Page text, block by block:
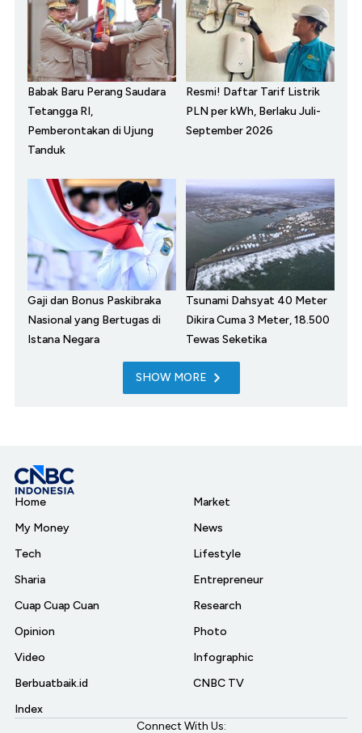
Babak Baru Perang Saudara
Tetangga RI,
Pemberontakan di Ujung
Tanduk
Resmi! Daftar Tarif Listrik
PLN per kWh, Berlaku Juli-
September 2026
Gaji dan Bonus Paskibraka
Nasional yang Bertugas di
Istana Negara
Tsunami Dahsyat 40 Meter
Dikira Cuma 3 Meter, 18.500
Tewas Seketika
SHOW MORE
Home
My Money
Tech
Sharia
Cuap Cuap Cuan
Opinion
Video
Berbuatbaik.id
Index
Market
News
Lifestyle
Entrepreneur
Research
Photo
Infographic
CNBC TV
Connect With Us: